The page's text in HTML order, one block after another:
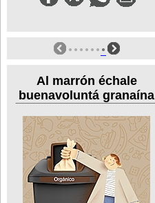
Al marrón échale
buenavoluntá granaína